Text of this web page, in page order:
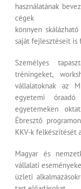
használatának
cégek
könnyen
saját fejlesztéseit is
Személyes
tréningeket,
vállalatoknak az
egyetemi
egyetemeken
Ébresztő
KKV-k felkészítését
Magyar és
vállalati
üzleti